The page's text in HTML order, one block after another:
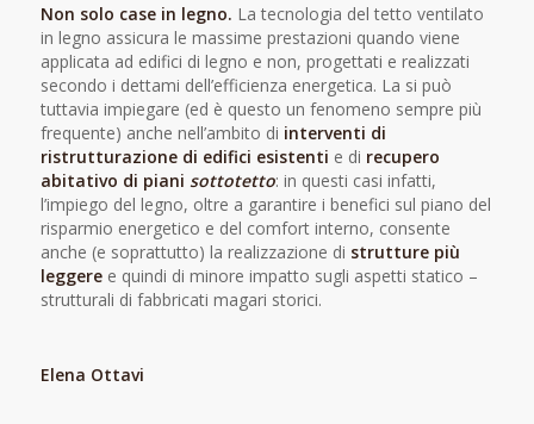
Non solo case in legno. La tecnologia del tetto ventilato
in legno assicura le massime prestazioni quando viene
applicata ad edifici di legno e non, progettati e realizzati
secondo i dettami dell’efficienza energetica. La si può
tuttavia impiegare (ed è questo un fenomeno sempre più
frequente) anche nell’ambito di interventi di
ristrutturazione di edifici esistenti e di recupero
abitativo di piani sottotetto: in questi casi infatti,
l’impiego del legno, oltre a garantire i benefici sul piano del
risparmio energetico e del comfort interno, consente
anche (e soprattutto) la realizzazione di strutture più
leggeree quindi di minore impatto sugli aspetti statico –
strutturali di fabbricati magari storici.
Elena Ottavi